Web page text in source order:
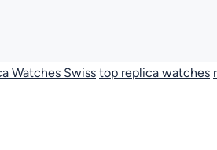
Watches Swiss top replica watches